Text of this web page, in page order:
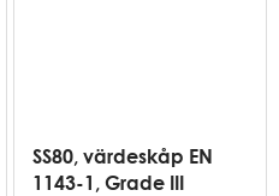
SS80, värdeskåp EN
1143-1, Grade III